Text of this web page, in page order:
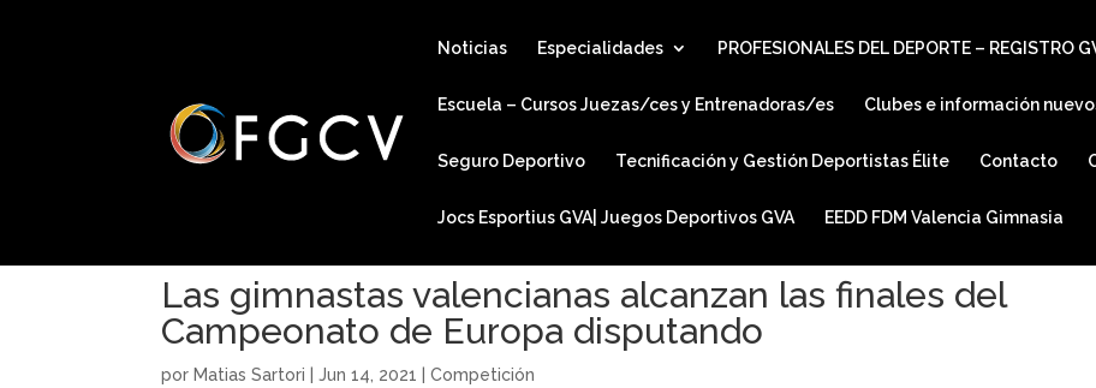
Noticias Especialidades PROFESIONALES DEL DEPORTE – REGISTRO
Escuela – Cursos Juezas/ces y Entrenadoras/es Clubes e información
Seguro Deportivo Tecnificación y Gestión Deportistas Élite Contacto
Jocs Esportius GVA| Juegos Deportivos GVA EEDD FDM Valencia Gimnasia
Las gimnastas valencianas alcanzan las finales del
Campeonato de Europa disputando
por Matias Sartori |Jun 14, 2021 |Competición